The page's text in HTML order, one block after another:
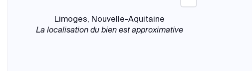
Limoges, Nouvelle-Aquitaine
La localisation du bien est approximative